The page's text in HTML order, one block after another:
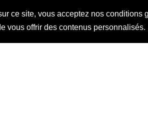
ce site, vous acceptez nos
vous offrir des contenus personnalisés.